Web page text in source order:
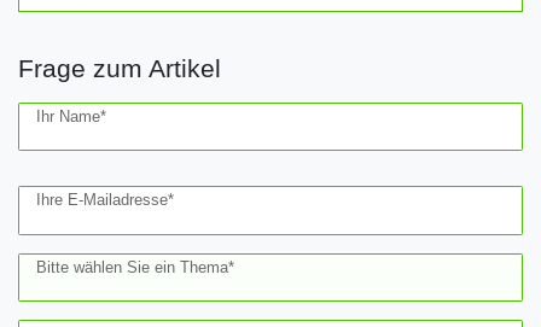
Frage zum Artikel
Ihr Name*
Ihre E-Mailadresse*
Bitte wählen Sie ein Thema*
Ceres::Template.mailFormHoneypotLabel